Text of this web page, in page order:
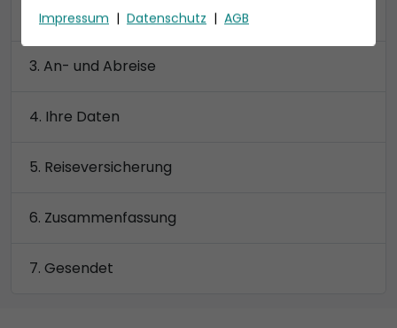
Kabine
An- und Abreise
Ihre Daten
Reiseversicherung
Zusammenfassung
Gesendet
Impressum | Datenschutz | AGB